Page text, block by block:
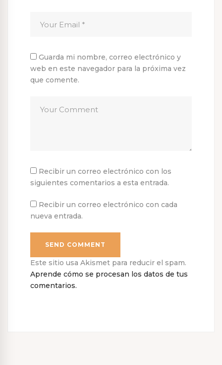
Guarda mi nombre, correo electrónico y
web en este navegador para la próxima vez
que comente.
Recibir un correo electrónico con los
siguientes comentarios a esta entrada.
Recibir un correo electrónico con cada
nueva entrada.
Este sitio usa Akismet para reducir el spam.
Aprende cómo se procesan los datos de tus
comentarios.